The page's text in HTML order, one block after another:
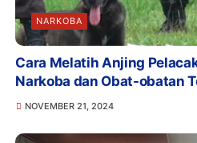
NARKOBA
Cara Melatih Anjing
Narkoba dan Obat-obatan
NOVEMBER 21, 2024